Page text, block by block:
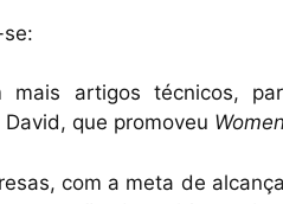
artigos técnicos,
que promoveu
com a meta de